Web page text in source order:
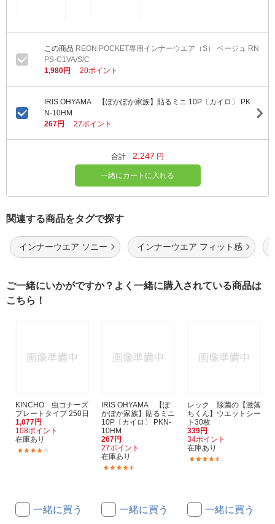
REON POCKET専用インナーウエア（S） ベージュ RN
PS-C1VA/S/C
1,980円
20ポイント
IRIS OHYAMA 【ぽかぽか家族】貼るミニ 10P〔カイロ〕 PK
N-10HM
267円
27ポイント
合計 2,247 円
一緒にカートに入れる
関連する商品をタグで探す
インナーウエア ソニー インナーウエア フィット感
ご一緒にいかがですか？よく一緒に購入されている商品は
こちら！
KINCHO 虫コナーズ
プレートタイプ 250日
1,077円
108ポイント
在庫あり
一緒に買う
IRIS OHYAMA 【ぽ
かぽか家族】貼るミニ
10P〔カイロ〕 PKN-
10HM
267円
27ポイント
在庫あり
一緒に買う
レック 除菌の【激落
ちくん】ウエットシー
ト30枚
339円
34ポイント
在庫あり
一緒に買う